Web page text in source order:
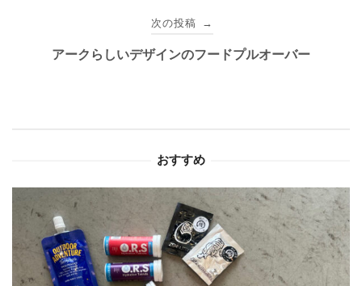
次の投稿 →
アークらしいデザインのフードプルオーバー
おすすめ